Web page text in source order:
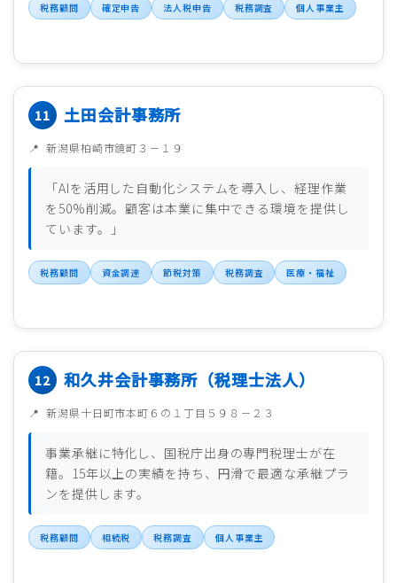
税務顧問 確定申告 法人税申告 税務調査 個人事業主
土田会計事務所
新潟県柏崎市鏡町３－１９
「AIを活用した自動化システムを導入し、経理作業
を50%削減。顧客は本業に集中できる環境を提供し
ています。」
税務顧問 資金調達 節税対策 税務調査 医療・福祉
和久井会計事務所（税理士法人）
新潟県十日町市本町６の１丁目５９８－２３
事業承継に特化し、国税庁出身の専門税理士が在
籍。15年以上の実績を持ち、円滑で最適な承継プラ
ンを提供します。
税務顧問 相続税 税務調査 個人事業主